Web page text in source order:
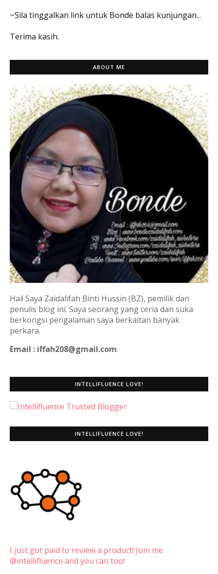
~Sila tinggalkan link untuk Bonde balas kunjungan...
Terima kasih.
ABOUT ME
Hai! Saya Zaidalifah Binti Hussin (BZ), pemilik dan
penulis blog ini. Saya seorang yang ceria dan suka
berkongsi pengalaman saya berkaitan banyak
perkara.
Email : iffah208@gmail.com.
INTELLIFLUENCE LOVE!
INTELLIFLUENCE LOVE!
I just got paid to review a product! Join me
@intellifluence and you can too!